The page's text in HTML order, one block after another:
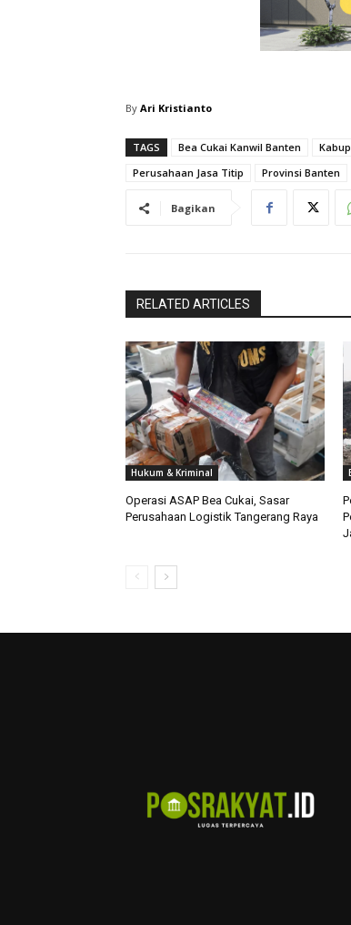
By Ari Kristianto
TAGS Bea Cukai Kanwil Banten
Perusahaan Jasa Titip
Provinsi Banten
Bagikan
RELATED ARTICLES
Hukum & Kriminal
Operasi ASAP Bea Cukai, Sasar
Perusahaan Logistik Tangerang Raya